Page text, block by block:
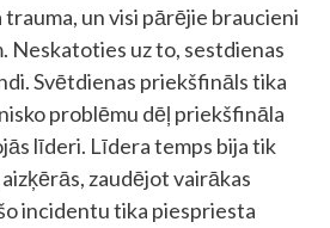
un visi pārējie braucieni
Neskatoties uz to, sestdienas
Svētdienas priekšfināls tika
problēmu dēļ priekšfināla
līderi. Līdera temps bija tik
zaudējot vairākas
incidentu tika piespriesta